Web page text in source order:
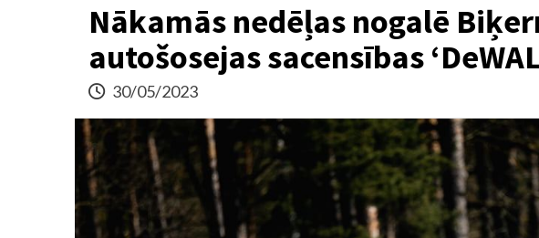
Nākamās nedēļas nogalē
autošosejas sacensības
30/05/2023